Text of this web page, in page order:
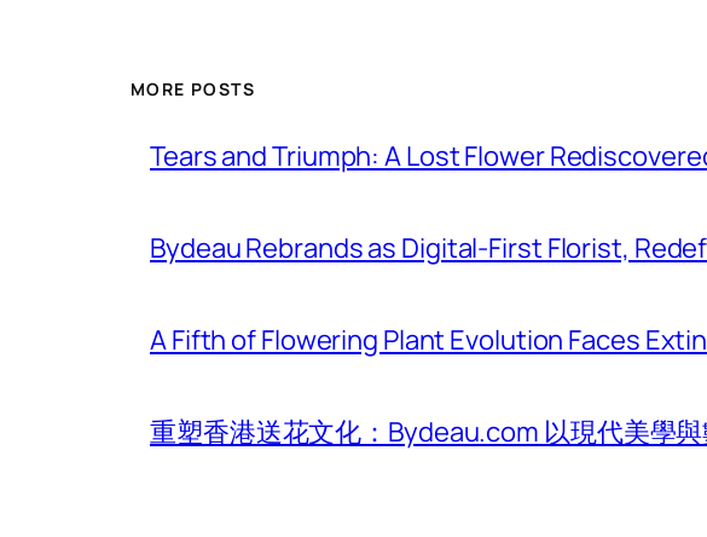
MORE POSTS
Tears and Triumph: A Lost Flower
Bydeau Rebrands as Digital-First Florist,
A Fifth of Flowering Plant Evolution Faces
重塑香港送花文化：Bydeau.com 以現代美學